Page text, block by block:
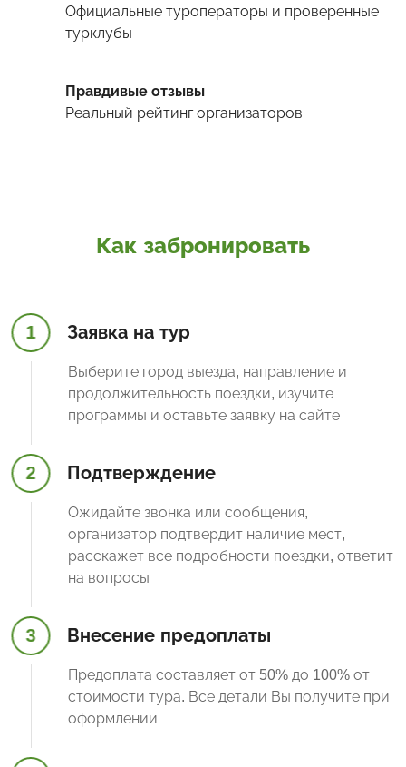
Официальные туроператоры и проверенные
турклубы
Правдивые отзывы
Реальный рейтинг организаторов
Как забронировать
1 Заявка на тур
Выберите город выезда, направление и
продолжительность поездки, изучите
программы и оставьте заявку на сайте
2 Подтверждение
Ожидайте звонка или сообщения,
организатор подтвердит наличие мест,
расскажет все подробности поездки, ответит
на вопросы
3 Внесение предоплаты
Предоплата составляет от 50% до 100% от
стоимости тура. Все детали Вы получите при
оформлении